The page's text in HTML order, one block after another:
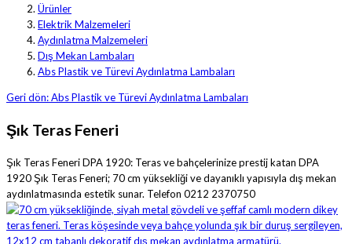
Ürünler
Elektrik Malzemeleri
Aydınlatma Malzemeleri
Dış Mekan Lambaları
Abs Plastik ve Türevi Aydınlatma Lambaları
Geri dön: Abs Plastik ve Türevi Aydınlatma Lambaları
Şık Teras Feneri
Şık Teras Feneri DPA 1920: Teras ve bahçelerinize prestij katan DPA
1920 Şık Teras Feneri; 70 cm yüksekliği ve dayanıklı yapısıyla dış mekan
aydınlatmasında estetik sunar. Telefon 0212 2370750